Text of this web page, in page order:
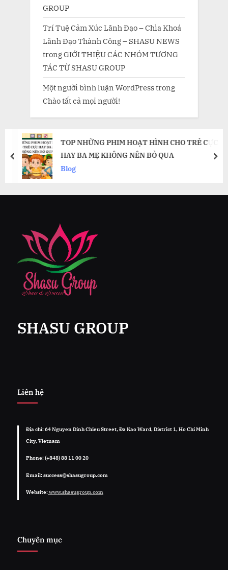
GROUP
Trí Tuệ Cảm Xúc Lãnh Đạo – Chìa Khoá
Lãnh Đạo Thành Công – SHASU NEWS
trongGIỚI THIỆU CÁC NHÓM TƯƠNG
TÁC TỪ SHASU GROUP
Một người bình luận WordPresstrong
Chào tất cả mọi người!
TOP NHỮNG PHIM HOẠT HÌNH CHO TRẺ CỰC
HAY BA MẸ KHÔNG NÊN BỎ QUA
Blog
prev
SHASU GROUP
Liên hệ
Địa chỉ: 64 Nguyen Dinh Chieu Street, Đa Kao Ward, District 1, Ho Chi Minh
City, Vietnam
Phone: (+848) 88 11 00 20
Email: success@shasugroup.com
Website:www.shasugroup.com
Chuyên mục